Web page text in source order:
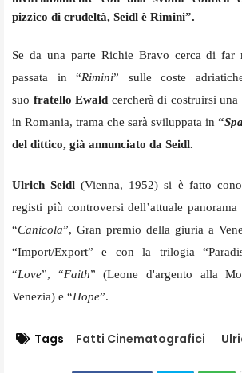
pizzico di crudeltà, Seidl è Rimini”.
Se da una parte Richie Bravo cerca di far
passata in “Rimini” sulle coste
suo fratello Ewald cercherà di costruirsi
in Romania, trama che sarà sviluppata in “
del dittico, già annunciato da Seidl.
Ulrich Seidl (Vienna, 1952) si è fatto
registi più controversi dell’attuale
“Canicola”, Gran premio della giuria a
“Import/Export” e con la trilogia
“Love”, “Faith” (Leone d'argento alla
Venezia) e “Hope”.
Tags Fatti Cinematografici